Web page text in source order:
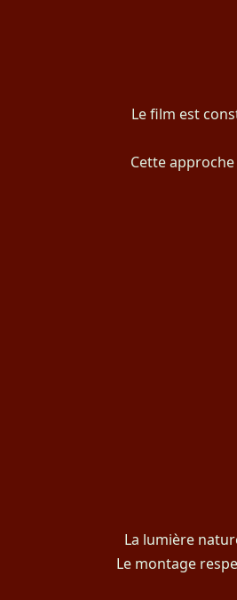
Le film est
Cette
La lumière
Le montage